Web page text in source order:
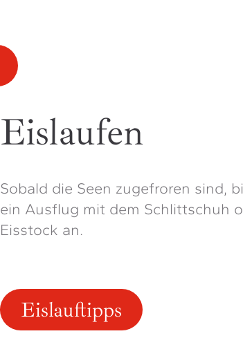
Eislaufen
Sobald die Seen zugefroren sind,
ein Ausflug mit dem Schlittschuh
Eisstock an.
Eislauftipps